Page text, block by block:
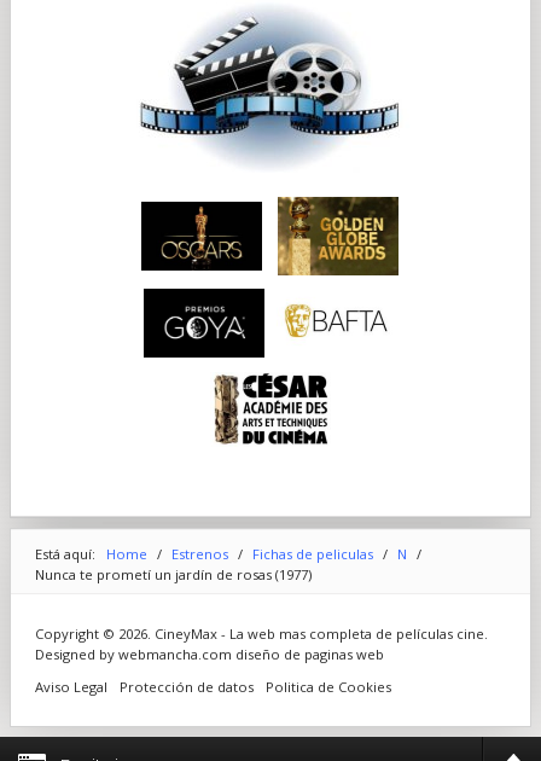
Está aquí: Home / Estrenos / Fichas de peliculas / N /
Nunca te prometí un jardín de rosas (1977)
Copyright © 2026. CineyMax - La web mas completa de películas cine.
Designed by webmancha.com diseño de paginas web
Aviso Legal
Protección de datos Politica de Cookies